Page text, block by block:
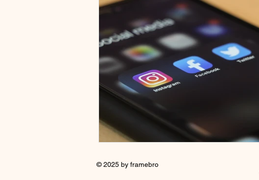
© 2025 by framebro